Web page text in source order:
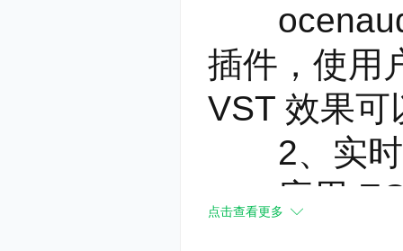
插件，使用
VST 效果可
2、实时
应用 EQ
点击查看更多